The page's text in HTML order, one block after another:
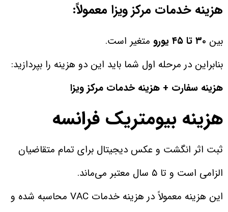
هزینه خدمات مرکز ویزا معمولاً:
بین ۳۰ تا ۴۵ یورو
متغیر است.
بنابراین در مرحله اول شما باید این دو هزینه را بپردازید:
هزینه سفارت + هزینه خدمات مرکز ویزا
هزینه بیومتریک فرانسه
ثبت اثر انگشت و عکس دیجیتال برای تمام متقاضیان
الزامی است و تا ۵ سال معتبر می‌ماند.
این هزینه معمولاً در هزینه خدمات VAC محاسبه شده و